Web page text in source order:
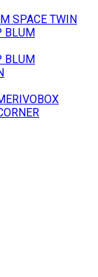
SPACE TWIN
BLUM
BLUM